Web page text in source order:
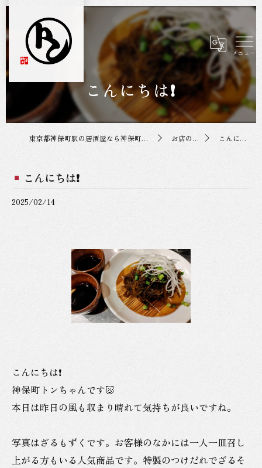
こんにちは❗
東京都神保町駅の居酒屋なら神保町トンちゃん お店の投稿 こんにちは❗
こんにちは❗
2025/02/14
こんにちは❗
神保町トンちゃんです🐷
本日は昨日の風も収まり晴れて気持ちが良いですね。
写真はざるもずくです。お客様のなかには一人一皿召し
上がる方もいる人気商品です。特製のつけだれでざるそ